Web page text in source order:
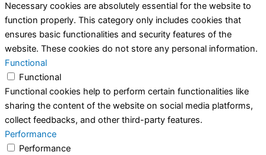
Necessary cookies are absolutely essential for the website to
function properly. This category only includes cookies that
ensures basic functionalities and security features of the
website. These cookies do not store any personal information.
Functional
Functional
Functional cookies help to perform certain functionalities like
sharing the content of the website on social media platforms,
collect feedbacks, and other third-party features.
Performance
Performance